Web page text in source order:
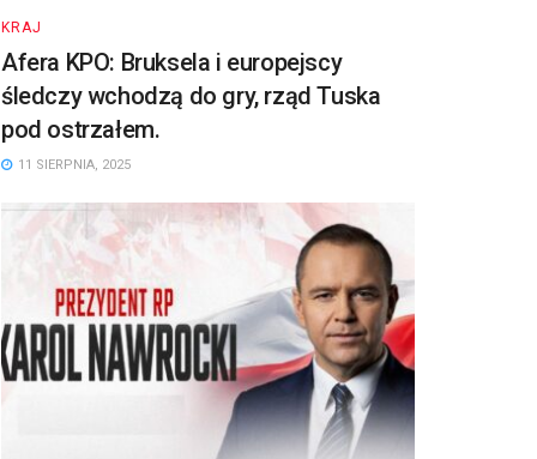
KRAJ
Afera KPO: Bruksela i europejscy
śledczy wchodzą do gry, rząd Tuska
pod ostrzałem.
11 SIERPNIA, 2025